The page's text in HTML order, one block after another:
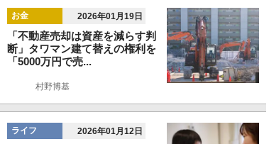
お金 2026年01月19日
「不動産売却は資産を減らす判
断」タワマン建て替えの権利を
「5000万円で売...
村野博基
ライフ 2026年01月12日